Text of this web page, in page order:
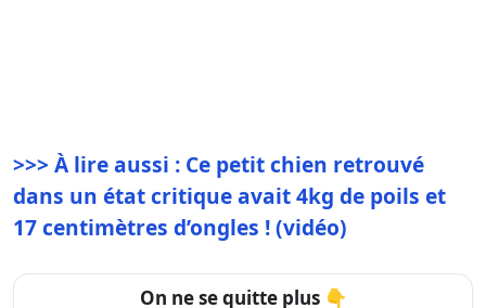
>>> À lire aussi : Ce petit chien retrouvé
dans un état critique avait 4kg de poils et
17 centimètres d’ongles ! (vidéo)
On ne se quitte plus 👇